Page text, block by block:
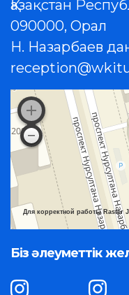
Қазақстан
090000, Орал
Н. Назарбаев
Для корректной работы Raster
Біз әлеуметтік